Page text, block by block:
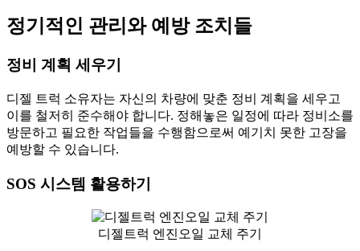
정기적인 관리와 예방 조치들
정비 계획 세우기
디젤 트럭 소유자는 자신의 차량에 맞춘 정비 계획을 세우고
이를 철저히 준수해야 합니다. 정해놓은 일정에 따라 정비소를
방문하고 필요한 작업들을 수행함으로써 예기치 못한 고장을
예방할 수 있습니다.
SOS 시스템 활용하기
디젤트럭 엔진오일 교체 주기